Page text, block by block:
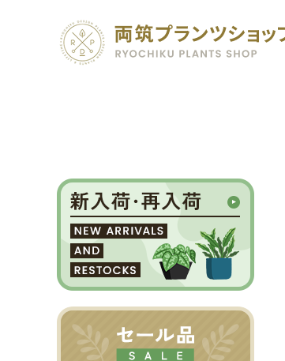
search
SEED 植物のタネ
PLANT 植物
MATERIAL 資材